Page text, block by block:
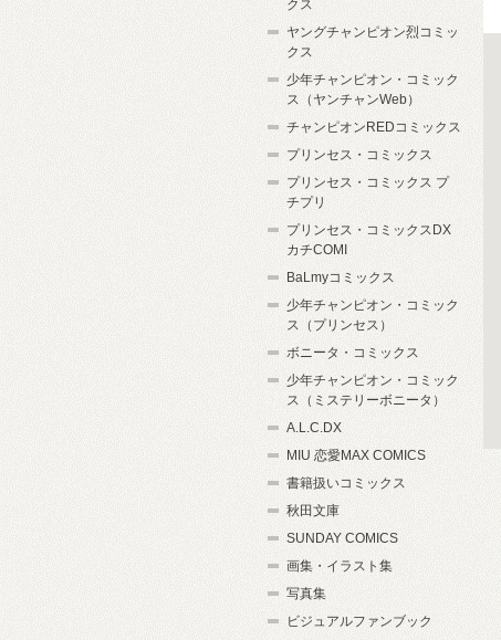
クス
ヤングチャンピオン烈コミッ
クス
少年チャンピオン・コミック
ス（ヤンチャンWeb）
チャンピオンREDコミックス
プリンセス・コミックス
プリンセス・コミックス プ
チプリ
プリンセス・コミックスDX
カチCOMI
BaLmyコミックス
少年チャンピオン・コミック
ス（プリンセス）
ボニータ・コミックス
少年チャンピオン・コミック
ス（ミステリーボニータ）
A.L.C.DX
MIU 恋愛MAX COMICS
書籍扱いコミックス
秋田文庫
SUNDAY COMICS
画集・イラスト集
写真集
ビジュアルファンブック